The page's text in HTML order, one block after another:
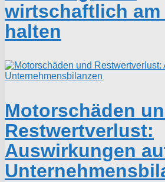
wirtschaftlich am
halten
Motorschäden
Restwertverlust:
Auswirkungen